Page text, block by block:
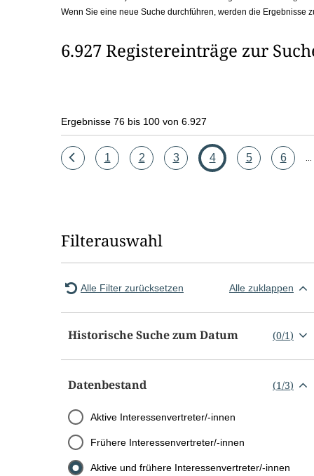
b
o
Wenn Sie eine neue Suche durchführen, werden die Ergebnisse
6.927 Registereinträge zur
Ergebnisse 76 bis 100 von 6.927
Eine
Seite
1 Seite
2 Seite
3 Seite
4 Seite
5 Seite
6
Filterauswahl
Alle Filter zurücksetzen Alle zuklappen
Historische Suche zum Datum (0/1)
Datenbestand (1/3)
Aktive Interessenvertreter/-innen
Frühere Interessenvertreter/-innen
Aktive und frühere Interessenvertreter/-innen